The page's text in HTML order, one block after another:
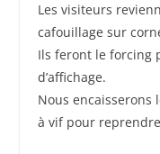
Les visiteurs
cafouillage sur
Ils feront le forcing
d’affichage.
Nous encaisserons
à vif pour